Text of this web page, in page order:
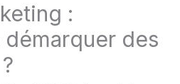
:
des